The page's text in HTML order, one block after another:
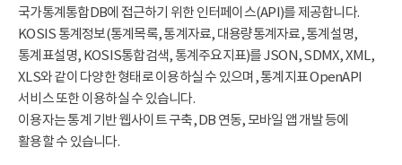
국가통계통합DB에 접근하기 위한 인터페이스(API)를 제공합니다.
KOSIS 통계정보(통계목록, 통계자료, 대용량통계자료, 통계설명,
통계표설명, KOSIS통합검색, 통계주요지표)를 JSON, SDMX, XML,
XLS와 같이 다양한 형태로 이용하실 수 있으며, 통계지표 OpenAPI
서비스 또한 이용하실 수 있습니다.
이용자는 통계 기반 웹사이트 구축, DB 연동, 모바일 앱 개발 등에
활용할 수 있습니다.